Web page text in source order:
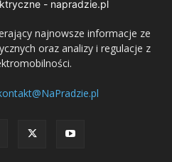
najnowsze informacje ze
oraz analizy i regulacje z